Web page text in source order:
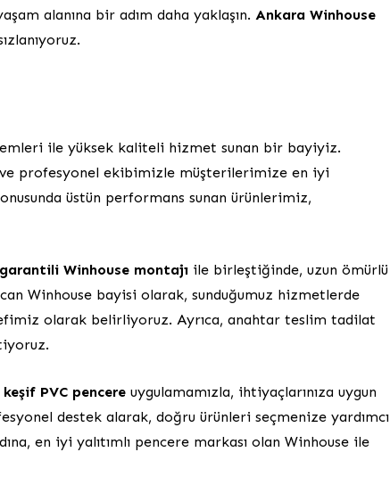
alanına bir adım daha yaklaşın. Ankara Winhouse
ile yüksek kaliteli hizmet sunan bir bayiyiz.
profesyonel ekibimizle müşterilerimize en iyi
üstün performans sunan ürünlerimiz,
garantili Winhouse montajı ile birleştiğinde, uzun ömürlü
Winhouse bayisi olarak, sunduğumuz hizmetlerde
olarak belirliyoruz. Ayrıca, anahtar teslim tadilat
PVC pencere uygulamamızla, ihtiyaçlarınıza uygun
destek alarak, doğru ürünleri seçmenize yardımcı
en iyi yalıtımlı pencere markası olan Winhouse ile